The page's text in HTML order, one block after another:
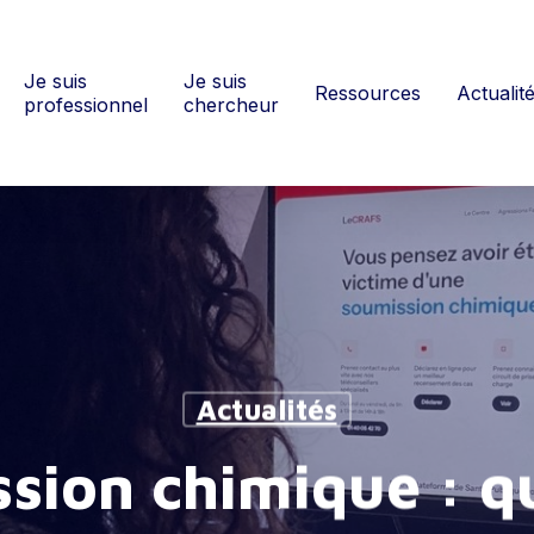
Je suis
professionnel
Je suis
chercheur
Ressources
Actualités
chimique :